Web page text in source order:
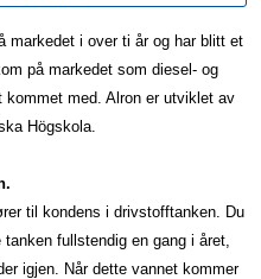
markedet i over ti år og har blitt et
på markedet som diesel- og
med. Alron er utviklet av
Högskola.
til kondens i drivstofftanken. Du
fullstendig en gang i året,
igjen. Når dette vannet kommer